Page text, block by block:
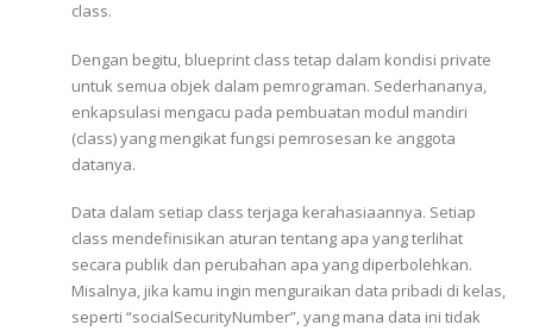
class.
Dengan begitu, blueprint class tetap dalam kondisi private
untuk semua objek dalam pemrograman. Sederhananya,
enkapsulasi mengacu pada pembuatan modul mandiri
(class) yang mengikat fungsi pemrosesan ke anggota
datanya.
Data dalam setiap class terjaga kerahasiaannya. Setiap
class mendefinisikan aturan tentang apa yang terlihat
secara publik dan perubahan apa yang diperbolehkan.
Misalnya, jika kamu ingin menguraikan data pribadi di kelas,
seperti “socialSecurityNumber”, yang mana data ini tidak